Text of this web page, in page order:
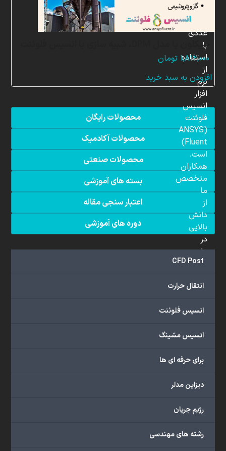
سیکلون با مدل DPM، شبیه سازی با انسیس فلوئنت
۱,۸۱۲,۰۰۰ تومان
افزودن به سبد خرید
محصولات رایگان
محصولات آکادمیک
محصولات صنعتی
بسته های آموزشی
اعتبار سنجی مقاله
دوره های آموزشی
CFD Post
انتقال حرارت
انسیس فلوئنت
انسیس مشینگ
برای حرفه ای ها
دیزاین مدلر
رژیم جریان
رشته های مهندسی
شبیه
سازی
عددی
با
استفاده
از
نرم
افزار
انسیس
فلوئنت
(ANSYS
Fluent)
است.
همکاران
متخصص
ما
از
دانش
بالایی
در
علم
دینامیک
محاسباتی
برخوردار
مجموعه
خدمات
را
اهداف
پژوهشی،